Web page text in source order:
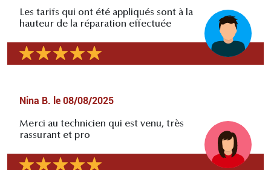
Les tarifs qui ont été appliqués sont à la
hauteur de la réparation effectuée
Nina B. le 08/08/2025
Merci au technicien qui est venu, très
rassurant et pro